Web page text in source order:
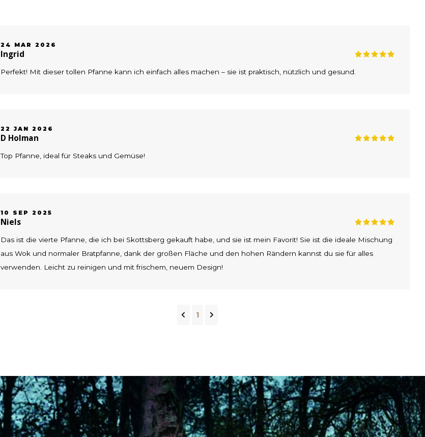
24 MAR 2026
Ingrid
Perfekt! Mit dieser tollen Pfanne kann ich einfach alles machen – sie ist praktisch, nützlich und gesund.
22 JAN 2026
D Holman
Top Pfanne, ideal für Steaks und Gemüse!
10 SEP 2025
Niels
Das ist die vierte Pfanne, die ich bei Skottsberg gekauft habe, und sie ist mein Favorit! Sie ist die ideale Mischung
aus Wok und normaler Bratpfanne, dank der großen Fläche und den hohen Rändern kannst du sie für alles
verwenden. Leicht zu reinigen und mit frischem, neuem Design!
1